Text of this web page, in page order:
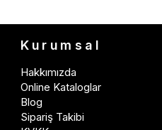
Kurumsal
Hakkımızda
Online Kataloglar
Blog
Sipariş Takibi